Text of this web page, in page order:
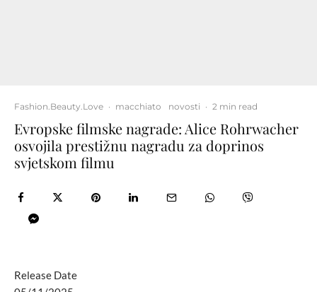
Fashion.Beauty.Love · macchiato novosti · 2 min read
Evropske filmske nagrade: Alice Rohrwacher
osvojila prestižnu nagradu za doprinos
svjetskom filmu
Release Date